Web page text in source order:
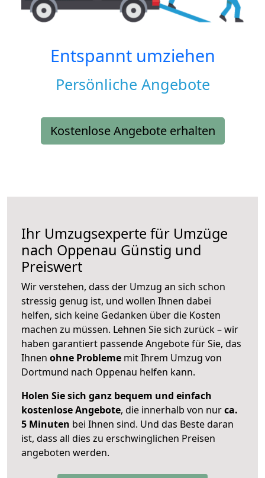
Entspannt umziehen
Persönliche Angebote
Kostenlose Angebote erhalten
Ihr Umzugsexperte für Umzüge
nach Oppenau Günstig und
Preiswert
Wir verstehen, dass der Umzug an sich schon
stressig genug ist, und wollen Ihnen dabei
helfen, sich keine Gedanken über die Kosten
machen zu müssen. Lehnen Sie sich zurück – wir
haben garantiert passende Angebote für Sie, das
Ihnen ohne Probleme mit Ihrem Umzug von
Dortmund nach Oppenau helfen kann.
Holen Sie sich ganz bequem und einfach
kostenlose Angebote, die innerhalb von nurca.
5 Minuten bei Ihnen sind. Und das Beste daran
ist, dass all dies zu erschwinglichen Preisen
angeboten werden.